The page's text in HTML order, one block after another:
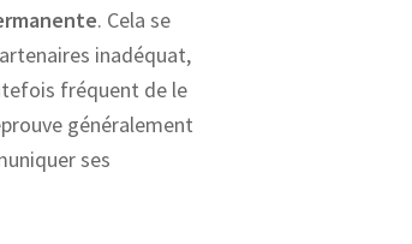
. Cela se
inadéquat,
fréquent de le
généralement
ses